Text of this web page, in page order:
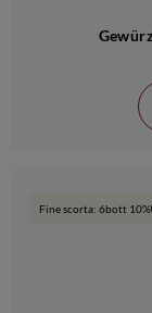
Fine scorta: 6bott 10%